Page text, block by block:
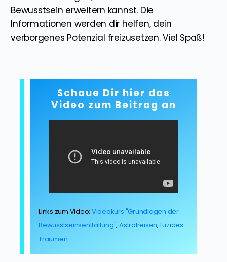
Bewusstsein erweitern kannst. Die
Informationen werden dir helfen, dein
verborgenes Potenzial freizusetzen. Viel Spaß!
Schaue Dir hier das
Video zum Beitrag an
Links zum Video: Videokurs "Grundlagen der
Bewusstseinsentfaltung",Astralreisen, Luzides
Träumen